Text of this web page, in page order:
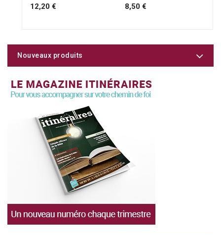
12,20 € 8,50 €
Nouveaux produits